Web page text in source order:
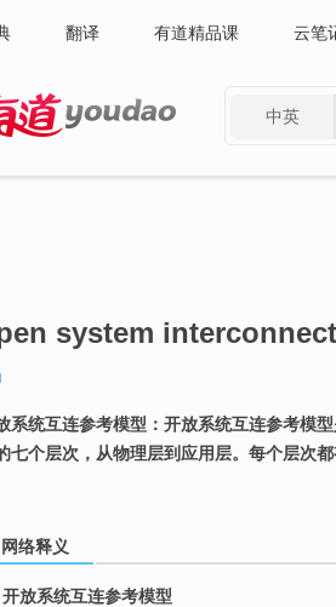
翻译 有道精品课 云笔
中英
system
系统互连参考模型：开放系统互连参考模
七个层次，从物理层到应用层。每个层次
网络释义
开放系统互连参考模型